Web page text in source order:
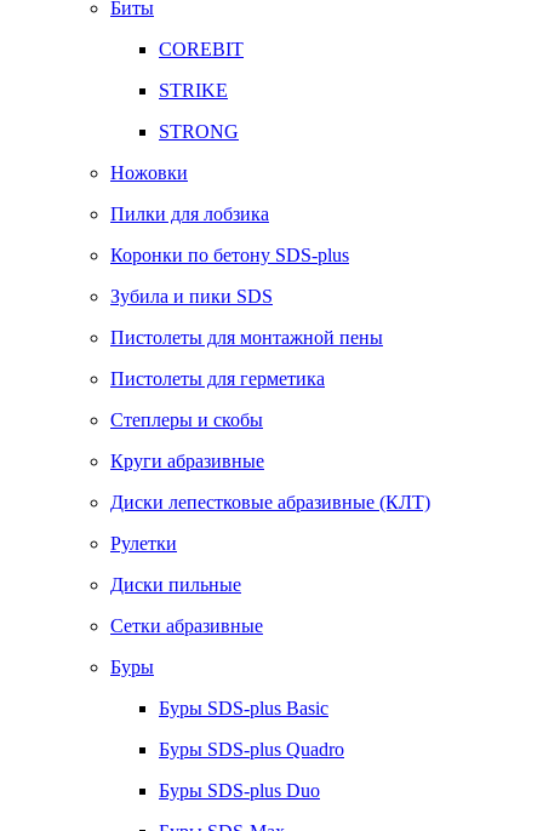
Биты
COREBIT
STRIKE
STRONG
Ножовки
Пилки для лобзика
Коронки по бетону SDS-plus
Зубила и пики SDS
Пистолеты для монтажной пены
Пистолеты для герметика
Степлеры и скобы
Круги абразивные
Диски лепестковые абразивные (КЛТ)
Рулетки
Диски пильные
Сетки абразивные
Буры
Буры SDS-plus Basic
Буры SDS-plus Quadro
Буры SDS-plus Duo